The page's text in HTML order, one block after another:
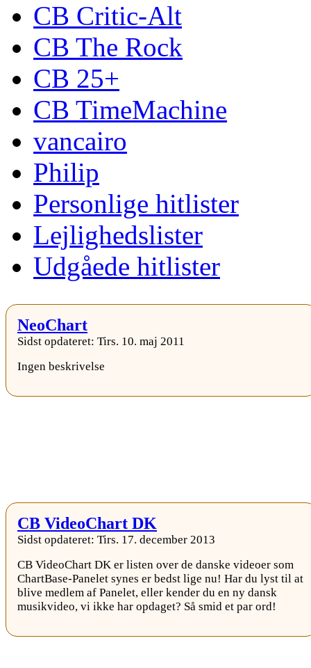
CB Critic-Alt
CB The Rock
CB 25+
CB TimeMachine
vancairo
Philip
Personlige hitlister
Lejlighedslister
Udgåede hitlister
NeoChart
Sidst opdateret: Tirs. 10. maj 2011
Ingen beskrivelse
CB VideoChart DK
Sidst opdateret: Tirs. 17. december 2013
CB VideoChart DK er listen over de danske videoer som
ChartBase-Panelet synes er bedst lige nu! Har du lyst til at
blive medlem af Panelet, eller kender du en ny dansk
musikvideo, vi ikke har opdaget? Så smid et par ord!